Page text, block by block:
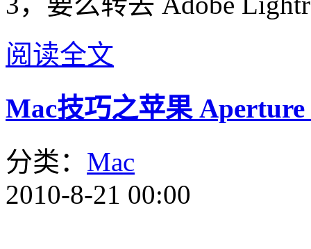
阅读全文
Mac技巧之苹果
分类： Mac
2010-8-21 00:00